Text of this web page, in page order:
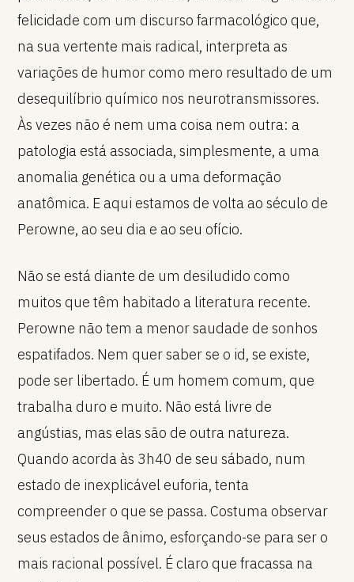
felicidade com um discurso farmacológico que,
na sua vertente mais radical, interpreta as
variações de humor como mero resultado de um
desequilíbrio químico nos neurotransmissores.
Às vezes não é nem uma coisa nem outra: a
patologia está associada, simplesmente, a uma
anomalia genética ou a uma deformação
anatômica. E aqui estamos de volta ao século de
Perowne, ao seu dia e ao seu ofício.
Não se está diante de um desiludido como
muitos que têm habitado a literatura recente.
Perowne não tem a menor saudade de sonhos
espatifados. Nem quer saber se o id, se existe,
pode ser libertado. É um homem comum, que
trabalha duro e muito. Não está livre de
angústias, mas elas são de outra natureza.
Quando acorda às 3h40 de seu sábado, num
estado de inexplicável euforia, tenta
compreender o que se passa. Costuma observar
seus estados de ânimo, esforçando-se para ser o
mais racional possível. É claro que fracassa na